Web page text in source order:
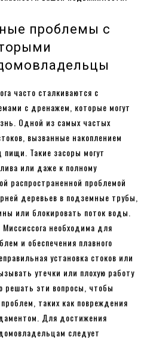
проблемы с
часто сталкиваются с
с дренажем, которые могут
Одной из самых частых
вызванные накоплением
Такие засоры могут
или даже к полному
распространенной проблемой
деревьев в подземные трубы,
или блокировать поток воды.
Миссиссога необходима для
и обеспечения плавного
установка стоков или
утечки или плохую работу
решать эти вопросы, чтобы
таких как повреждения
Для достижения
следует